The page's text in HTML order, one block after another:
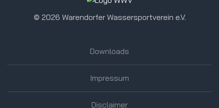
© 2026 Warendorfer Wassersportverein e.V.
Downloads
Impressum
Disclaimer